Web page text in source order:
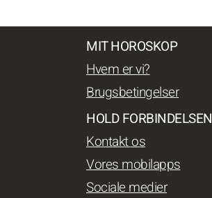
MIT HOROSKOP
Hvem er vi?
Brugsbetingelser
HOLD FORBINDELSEN
Kontakt os
Vores mobilapps
Sociale medier